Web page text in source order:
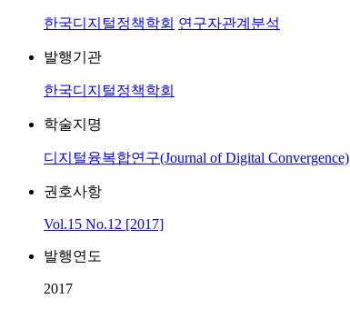
한국디지털정책학회 연구자관계분석
발행기관
한국디지털정책학회
학술지명
디지털융복합연구(Journal of Digital Convergence)
권호사항
Vol.15 No.12 [2017]
발행연도
2017